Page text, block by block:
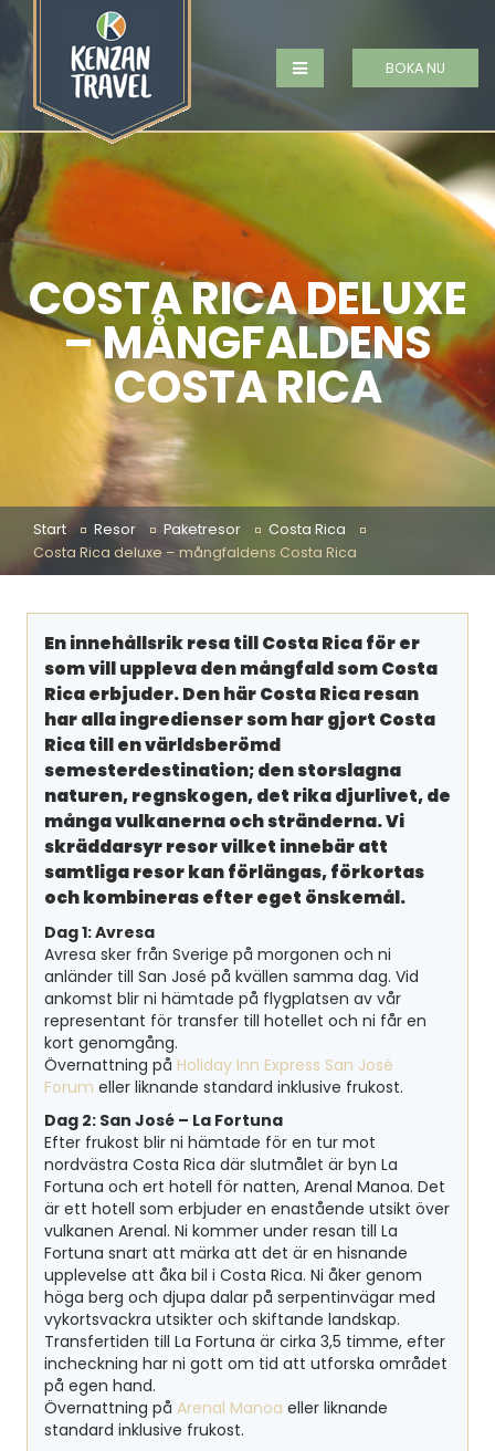
BOKA NU
COSTA RICA DELUXE
– MÅNGFALDENS
COSTA RICA
Start Resor Paketresor
Costa Rica
Costa Rica deluxe – mångfaldens Costa Rica
En innehållsrik resa till Costa Rica för er
som vill uppleva den mångfald som Costa
Rica erbjuder. Den här Costa Rica resan
har alla ingredienser som har gjort Costa
Rica till en världsberömd
semesterdestination; den storslagna
naturen, regnskogen, det rika djurlivet, de
många vulkanerna och stränderna. Vi
skräddarsyr resor vilket innebär att
samtliga resor kan förlängas, förkortas
och kombineras efter eget önskemål.
Dag 1: Avresa
Avresa sker från Sverige på morgonen och ni
anländer till San José på kvällen samma dag. Vid
ankomst blir ni hämtade på flygplatsen av vår
representant för transfer till hotellet och ni får en
kort genomgång.
Övernattning på Holiday Inn Express San José
Forum eller liknande standard inklusive frukost.
Dag 2: San José – La Fortuna
Efter frukost blir ni hämtade för en tur mot
nordvästra Costa Rica där slutmålet är byn La
Fortuna och ert hotell för natten, Arenal Manoa. Det
är ett hotell som erbjuder en enastående utsikt över
vulkanen Arenal. Ni kommer under resan till La
Fortuna snart att märka att det är en hisnande
upplevelse att åka bil i Costa Rica. Ni åker genom
höga berg och djupa dalar på serpentinvägar med
vykortsvackra utsikter och skiftande landskap.
Transfertiden till La Fortuna är cirka 3,5 timme, efter
incheckning har ni gott om tid att utforska området
på egen hand.
Övernattning på Arenal Manoa eller liknande
standard inklusive frukost.